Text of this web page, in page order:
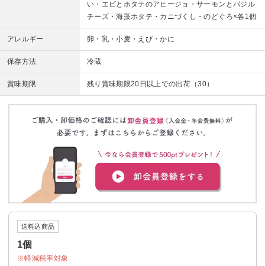
い・エビとホタテのアヒージョ・サーモンとバジル
チーズ・海藻ホタテ・カニづくし・のどぐろ×各1個
アレルギー 卵・乳・小麦・えび・かに
保存方法 冷蔵
賞味期限 残り賞味期限20日以上での出荷（30）
送料込商品
1個
軽減税率対象